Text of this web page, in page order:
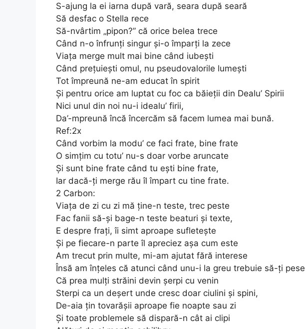
S-ajung la ei iarna după vară, seara după seară
Să desfac o Stella rece
Să-nvârtim „pipon?” că orice belea trece
Când n-o înfrunți singur și-o împarți la zece
Viața merge mult mai bine când iubești
Când prețuiești omul, nu pseudovalorile lumești
Tot împreună ne-am educat în spirit
Și pentru orice am luptat cu foc ca băieții din Dealu’ Spirii
Nici unul din noi nu-i idealu’ firii,
Da’-mpreună încă încercăm să facem lumea mai bună.
Ref:2x
Când vorbim la modu’ ce faci frate, bine frate
O simțim cu totu’ nu-s doar vorbe aruncate
Și sunt bine frate când tu ești bine frate,
Iar dacă-ți merge rău îl împart cu tine frate.
2 Carbon:
Viața de zi cu zi mă ține-n teste, trec peste
Fac fanii să-și bage-n teste beaturi și texte,
E despre frați, îi simt aproape sufletește
Și pe fiecare-n parte îl apreciez așa cum este
Am trecut prin multe, mi-am ajutat fără interese
Însă am înțeles că atunci când unu-i la greu trebuie să-ți pese
Că prea mulți străini devin șerpi cu venin
Sterpi ca un deșert unde cresc doar ciulini și spini,
De-aia țin tovarășii aproape fie noapte sau zi
Și toate problemele să dispară-n cât ai clipi